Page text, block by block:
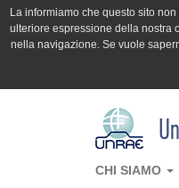
La informiamo che questo sito
ulteriore espressione della nostra
nella navigazione. Se vuole
CHI SIAMO